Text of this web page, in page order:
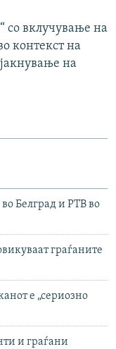
со вклучување на
контекст на
на
Белград и РТВ во
граѓаните
е „сериозно
и граѓани